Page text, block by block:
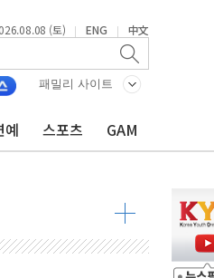
(토) | ENG | 中文
패밀리 사이트
예 스포츠 GAM
'
제구간 없어
鄭 44.56%